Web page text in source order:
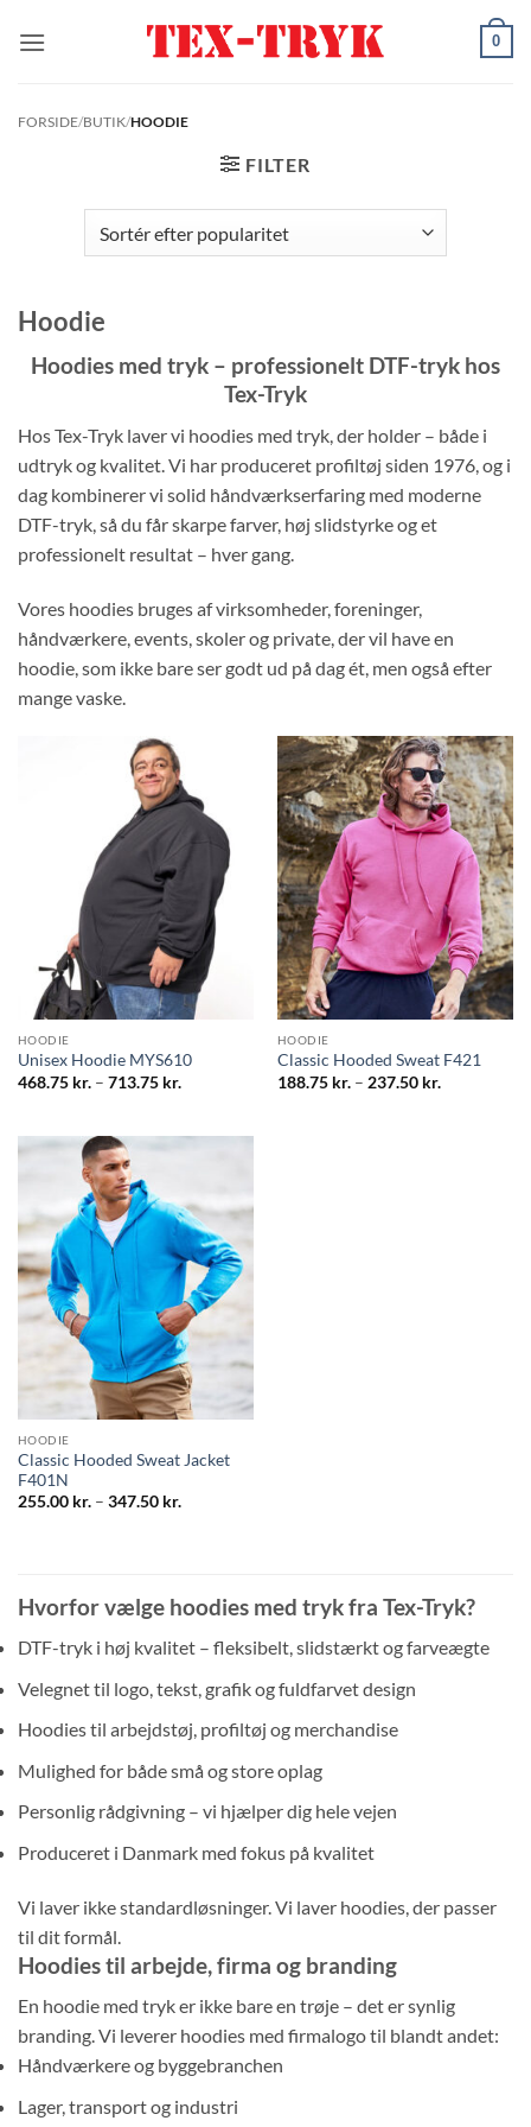
0
FORSIDE/BUTIK/HOODIE
FILTER
Hoodie
Hoodies med tryk – professionelt DTF-tryk hos
Tex-Tryk
Hos Tex-Tryk laver vi hoodies med tryk, der holder – både i
udtryk og kvalitet. Vi har produceret profiltøj siden 1976, og i
dag kombinerer vi solid håndværkserfaring med moderne
DTF-tryk, så du får skarpe farver, høj slidstyrke og et
professionelt resultat – hver gang.
Vores hoodies bruges af virksomheder, foreninger,
håndværkere, events, skoler og private, der vil have en
hoodie, som ikke bare ser godt ud på dag ét, men også efter
mange vaske.
HOODIE
Unisex Hoodie MYS610
468.75 kr. – 713.75 kr.
HOODIE
Classic Hooded Sweat F421
188.75 kr. – 237.50 kr.
HOODIE
Classic Hooded Sweat Jacket
F401N
255.00 kr. – 347.50 kr.
Hvorfor vælge hoodies med tryk fra Tex-Tryk?
DTF-tryk i høj kvalitet – fleksibelt, slidstærkt og farveægte
Velegnet til logo, tekst, grafik og fuldfarvet design
Hoodies til arbejdstøj, profiltøj og merchandise
Mulighed for både små og store oplag
Personlig rådgivning – vi hjælper dig hele vejen
Produceret i Danmark med fokus på kvalitet
Vi laver ikke standardløsninger. Vi laver hoodies, der passer
til dit formål.
Hoodies til arbejde, firma og branding
En hoodie med tryk er ikke bare en trøje – det er synlig
branding. Vi leverer hoodies med firmalogo til blandt andet:
Håndværkere og byggebranchen
Lager, transport og industri